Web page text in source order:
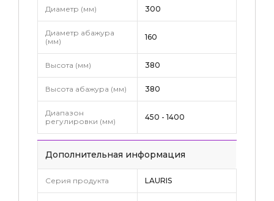
Диаметр (мм) 300
Диаметр абажура
(мм)
160
Высота (мм) 380
Высота абажура (мм) 380
Диапазон
регулировки (мм)
450 - 1400
Дополнительная информация
Серия продукта LAURIS